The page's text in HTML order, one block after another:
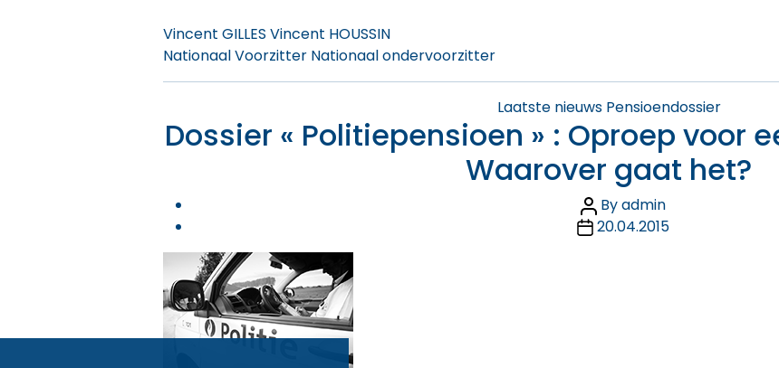
Vincent GILLES Vincent HOUSSIN
Nationaal Voorzitter Nationaal ondervoorzitter
Categories
Laatste nieuws Pensioendossier
Dossier « Politiepensioen » : Oproep voor
Waarover gaat het?
Post
author
Byadmin
Post20.04.2015